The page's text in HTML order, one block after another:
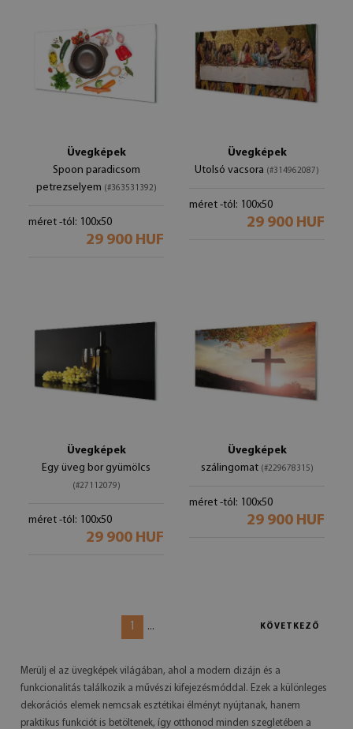
Üvegképek
Spoon paradicsom
petrezselyem (#363531392)
méret -tól: 100x50
29 900 HUF
Üvegképek
Utolsó vacsora (#314962087)
méret -tól: 100x50
29 900 HUF
Üvegképek
Egy üveg bor gyümölcs
(#27112079)
méret -tól: 100x50
29 900 HUF
Üvegképek
szálingomat (#229678315)
méret -tól: 100x50
29 900 HUF
1 ... KÖVETKEZŐ
Merülj el az üvegképek világában, ahol a modern dizájn és a
funkcionalitás találkozik a művészi kifejezésmóddal. Ezek a különleges
dekorációs elemek nemcsak esztétikai élményt nyújtanak, hanem
praktikus funkciót is betöltenek, így otthonod minden szegletében a